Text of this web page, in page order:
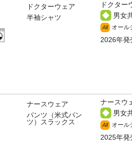
ドクターウェア
半袖シャツ
ドクター
男女
All オール
2026年発
ナースウェア
パンツ（米式パン
ツ）スラックス
ナースウ
男女
All オール
2025年発